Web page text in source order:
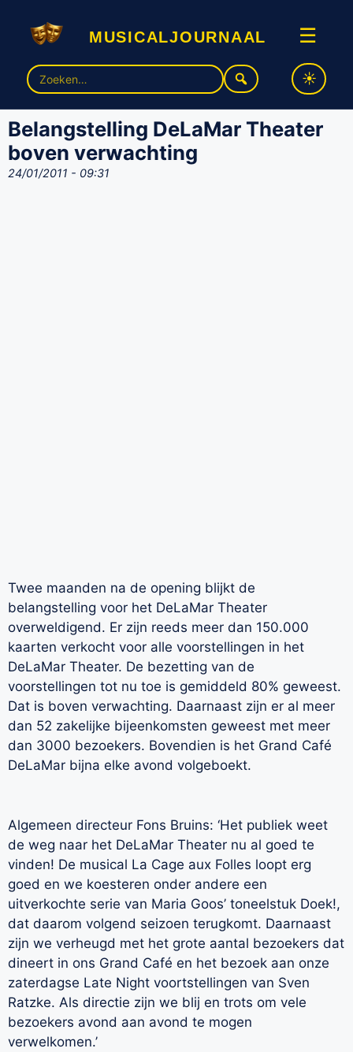
musicaljournaal ☰
Zoek
naar:
Belangstelling DeLaMar Theater
boven verwachting
24/01/2011 - 09:31
Twee maanden na de opening blijkt de
belangstelling voor het DeLaMar Theater
overweldigend. Er zijn reeds meer dan 150.000
kaarten verkocht voor alle voorstellingen in het
DeLaMar Theater. De bezetting van de
voorstellingen tot nu toe is gemiddeld 80% geweest.
Dat is boven verwachting. Daarnaast zijn er al meer
dan 52 zakelijke bijeenkomsten geweest met meer
dan 3000 bezoekers. Bovendien is het Grand Café
DeLaMar bijna elke avond volgeboekt.
Algemeen directeur Fons Bruins: ‘Het publiek weet
de weg naar het DeLaMar Theater nu al goed te
vinden! De musical La Cage aux Folles loopt erg
goed en we koesteren onder andere een
uitverkochte serie van Maria Goos’ toneelstuk Doek!,
dat daarom volgend seizoen terugkomt. Daarnaast
zijn we verheugd met het grote aantal bezoekers dat
dineert in ons Grand Café en het bezoek aan onze
zaterdagse Late Night voortstellingen van Sven
Ratzke. Als directie zijn we blij en trots om vele
bezoekers avond aan avond te mogen
verwelkomen.’